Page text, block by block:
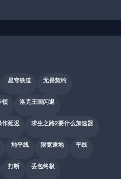
星穹铁道 无畏契约
顿 洛克王国闪退
作延迟 求生之路2要什么加速器
地平线 限竞速地 平线
打断 丢包终极